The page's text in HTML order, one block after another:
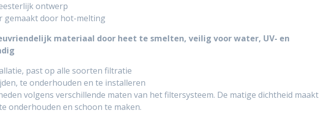
ontwerp
gemaakt door hot-melting
materiaal door heet te smelten, veilig voor water, UV- en
past op alle soorten filtratie
te onderhouden en te installeren
volgens verschillende maten van het filtersysteem. De matige dichtheid maakt
onderhouden en schoon te maken.